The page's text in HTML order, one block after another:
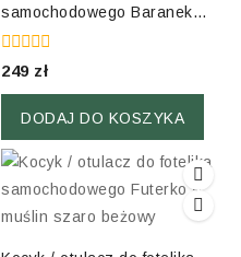
samochodowego Baranek
Szary i muślin
0
of
249 zł
DODAJ DO KOSZYKA